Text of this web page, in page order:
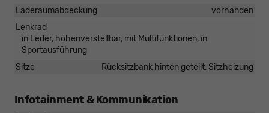
Laderaumabdeckung
vorhanden
Lenkrad
in Leder, höhenverstellbar, mit Multifunktionen, in
Sportausführung
Sitze
Rücksitzbank hinten geteilt, Sitzheizung
Infotainment & Kommunikation